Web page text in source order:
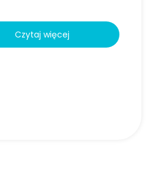
Czytaj więcej